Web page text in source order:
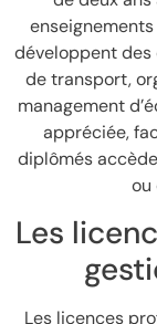
développent des
de transport,
management
appréciée,
diplômés
ou
Les
Les licences